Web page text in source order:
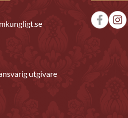
utgivare